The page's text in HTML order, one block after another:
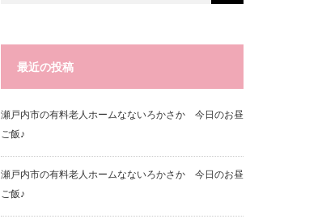
最近の投稿
瀬戸内市の有料老人ホームなないろかさか 今日のお昼
ご飯♪
瀬戸内市の有料老人ホームなないろかさか 今日のお昼
ご飯♪